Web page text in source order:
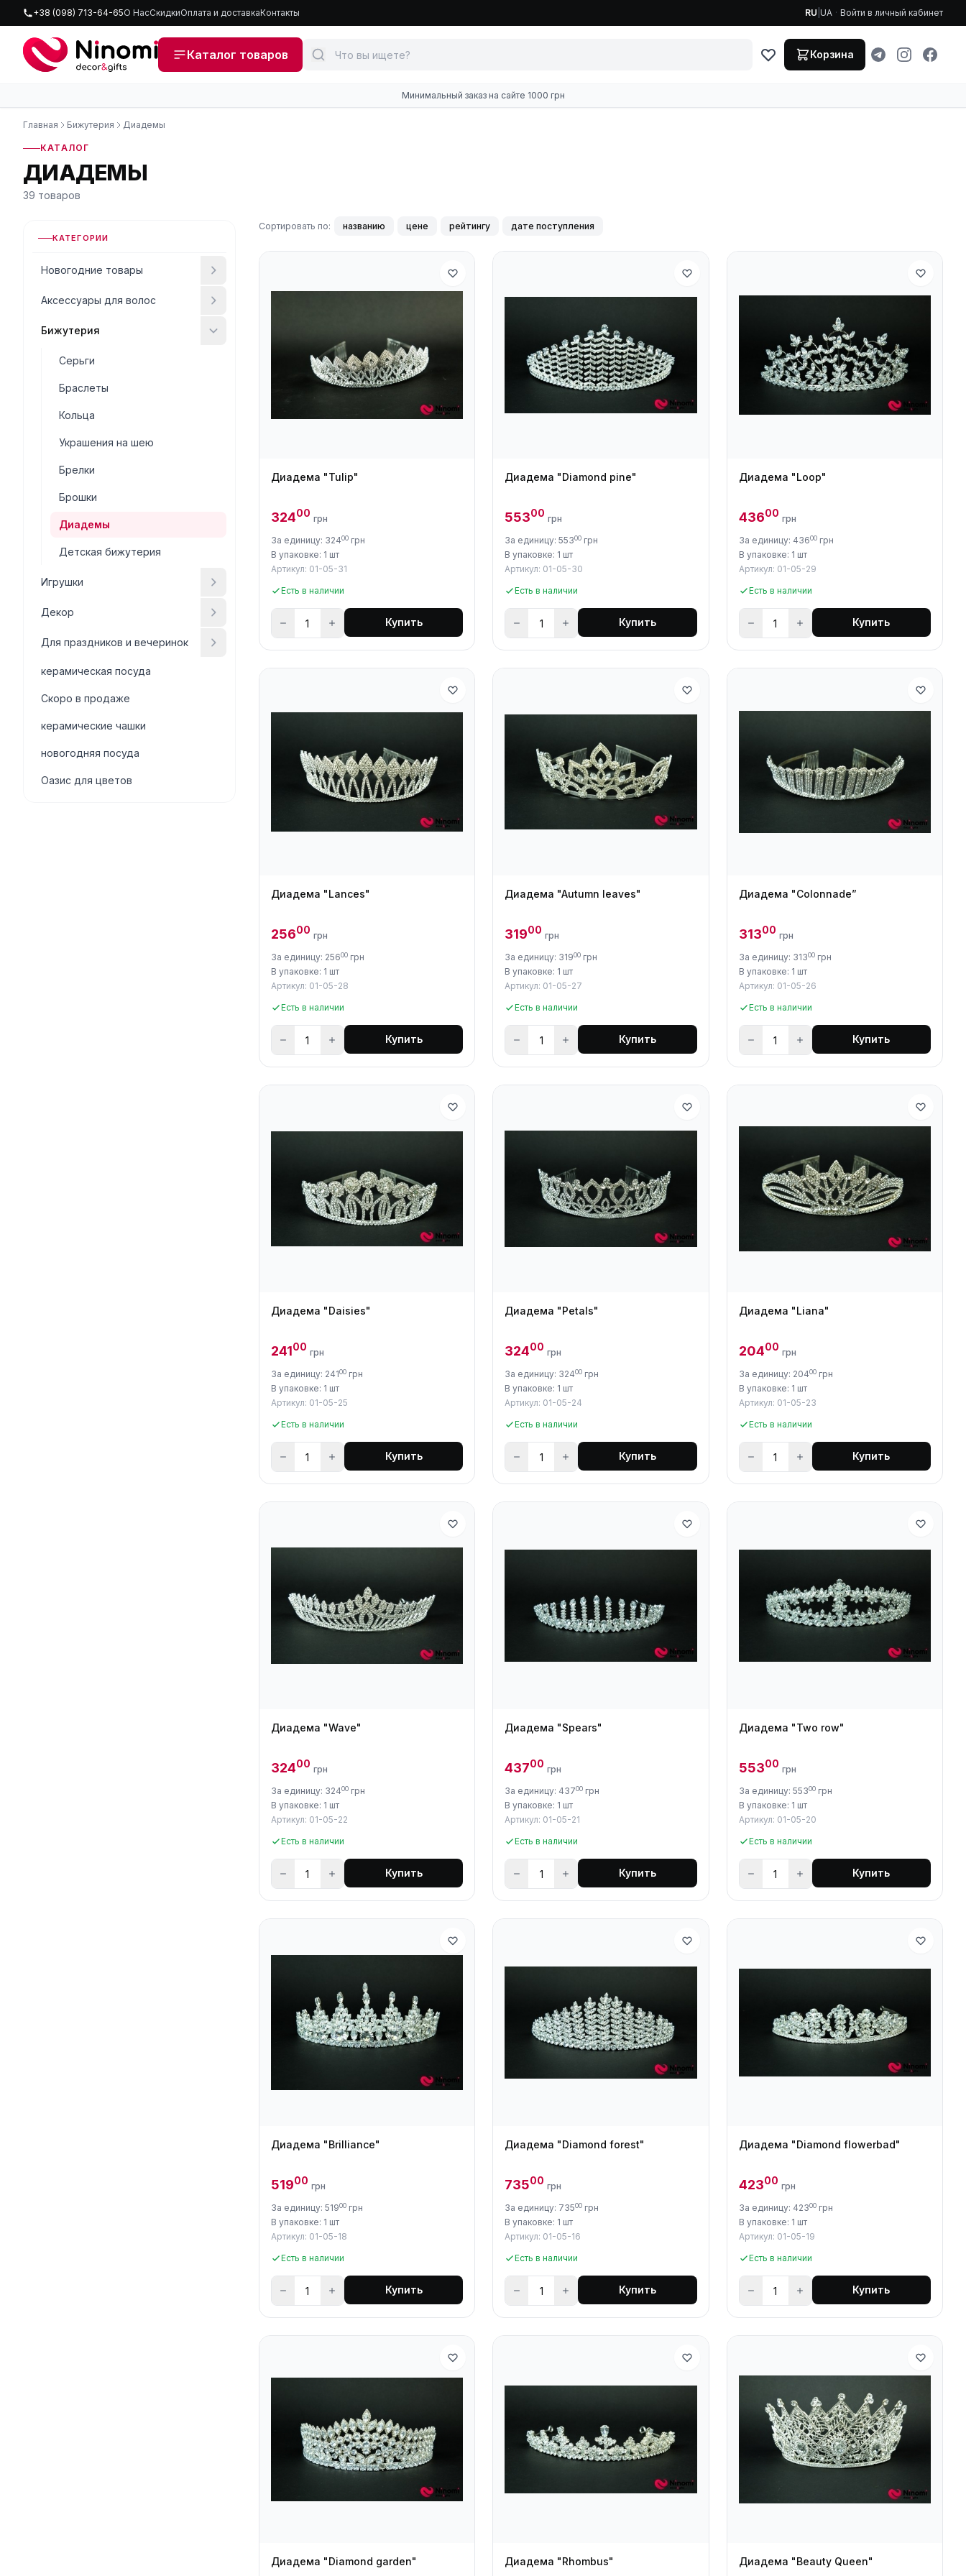
+38 (098) 713-64-65О НасСкидкиОплата и доставкаКонтакты RU UA · Войти в личный кабинет
Каталог товаров Корзина
Минимальный заказ на сайте 1000 грн
Главная Бижутерия Диадемы
КАТАЛОГ
ДИАДЕМЫ
39 товаров
КАТЕГОРИИ
Новогодние товары
Аксессуары для волос
Бижутерия
Серьги
Браслеты
Кольца
Украшения на шею
Брелки
Брошки
Диадемы
Детская бижутерия
Игрушки
Декор
Для праздников и вечеринок
керамическая посуда
Скоро в продаже
керамические чашки
новогодняя посуда
Оазис для цветов
Сортировать по: названию цене рейтингу дате поступления
Диадема "Tulip"
32400 грн
За единицу: 32400грн
В упаковке: 1 шт
Артикул: 01-05-31
Есть в наличии
Купить
Диадема "Diamond pine"
55300 грн
За единицу: 55300 грн
В упаковке: 1 шт
Артикул: 01-05-30
Есть в наличии
Купить
Диадема "Loop"
43600 грн
За единицу: 43600грн
В упаковке: 1 шт
Артикул: 01-05-29
Есть в наличии
Купить
Диадема "Lances"
25600 грн
За единицу: 25600грн
В упаковке: 1 шт
Артикул: 01-05-28
Есть в наличии
Купить
Диадема "Autumn leaves"
31900 грн
За единицу: 31900 грн
В упаковке: 1 шт
Артикул: 01-05-27
Есть в наличии
Купить
Диадема "Colonnade”
31300 грн
За единицу: 31300грн
В упаковке: 1 шт
Артикул: 01-05-26
Есть в наличии
Купить
Диадема "Daisies"
24100 грн
За единицу: 24100грн
В упаковке: 1 шт
Артикул: 01-05-25
Есть в наличии
Купить
Диадема "Petals"
32400 грн
За единицу: 32400 грн
В упаковке: 1 шт
Артикул: 01-05-24
Есть в наличии
Купить
Диадема "Liana"
20400 грн
За единицу: 20400грн
В упаковке: 1 шт
Артикул: 01-05-23
Есть в наличии
Купить
Диадема "Wave"
32400 грн
За единицу: 32400грн
В упаковке: 1 шт
Артикул: 01-05-22
Есть в наличии
Купить
Диадема "Spears"
43700 грн
За единицу: 43700 грн
В упаковке: 1 шт
Артикул: 01-05-21
Есть в наличии
Купить
Диадема "Two row"
55300 грн
За единицу: 55300грн
В упаковке: 1 шт
Артикул: 01-05-20
Есть в наличии
Купить
Диадема "Brilliance"
51900 грн
За единицу: 51900грн
В упаковке: 1 шт
Артикул: 01-05-18
Есть в наличии
Купить
Диадема "Diamond forest"
73500 грн
За единицу: 73500 грн
В упаковке: 1 шт
Артикул: 01-05-16
Есть в наличии
Купить
Диадема "Diamond flowerbad"
42300 грн
За единицу: 42300грн
В упаковке: 1 шт
Артикул: 01-05-19
Есть в наличии
Купить
Диадема "Diamond garden" Диадема "Rhombus" Диадема "Beauty Queen"